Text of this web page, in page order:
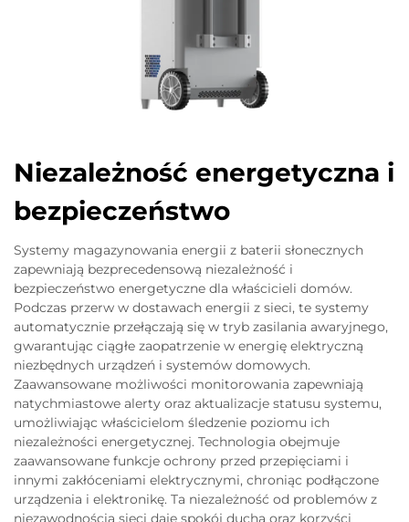
Niezależność energetyczna i
bezpieczeństwo
Systemy magazynowania energii z baterii słonecznych
zapewniają bezprecedensową niezależność i
bezpieczeństwo energetyczne dla właścicieli domów.
Podczas przerw w dostawach energii z sieci, te systemy
automatycznie przełączają się w tryb zasilania awaryjnego,
gwarantując ciągłe zaopatrzenie w energię elektryczną
niezbędnych urządzeń i systemów domowych.
Zaawansowane możliwości monitorowania zapewniają
natychmiastowe alerty oraz aktualizacje statusu systemu,
umożliwiając właścicielom śledzenie poziomu ich
niezależności energetycznej. Technologia obejmuje
zaawansowane funkcje ochrony przed przepięciami i
innymi zakłóceniami elektrycznymi, chroniąc podłączone
urządzenia i elektronikę. Ta niezależność od problemów z
niezawodnością sieci daje spokój ducha oraz korzyści